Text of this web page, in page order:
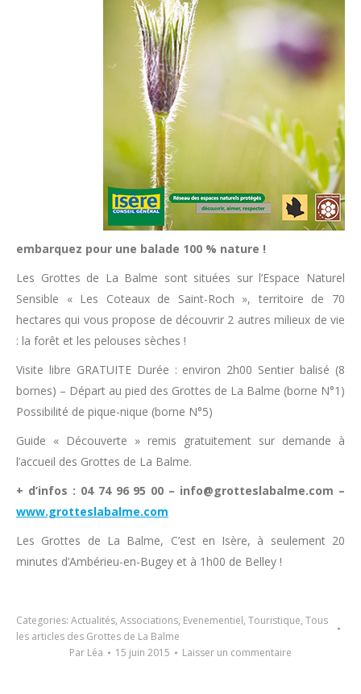
embarquez pour une balade 100 % nature !
Les Grottes de La Balme sont situées sur l’Espace Naturel
Sensible « Les Coteaux de Saint-Roch », territoire de 70
hectares qui vous propose de découvrir 2 autres milieux de vie
: la forêt et les pelouses sèches !
Visite libre GRATUITE Durée : environ 2h00 Sentier balisé (8
bornes) – Départ au pied des Grottes de La Balme (borne N°1)
Possibilité de pique-nique (borne N°5)
Guide « Découverte » remis gratuitement sur demande à
l’accueil des Grottes de La Balme.
+ d’infos : 04 74 96 95 00 – info@grotteslabalme.com –
www.grotteslabalme.com
Les Grottes de La Balme, C’est en Isère, à seulement 20
minutes d’Ambérieu-en-Bugey et à 1h00 de Belley !
Categories: Actualités, Associations, Evenementiel, Touristique, Tous
les articles des Grottes de La Balme
Par Léa 15 juin 2015 Laisser un commentaire